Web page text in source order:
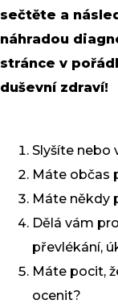
sečtěte a
náhradou
stránce v
duševní zdraví!
Slyšíte nebo
Máte občas
Máte někdy
Dělá vám
převlékání,
Máte pocit,
ocenit?